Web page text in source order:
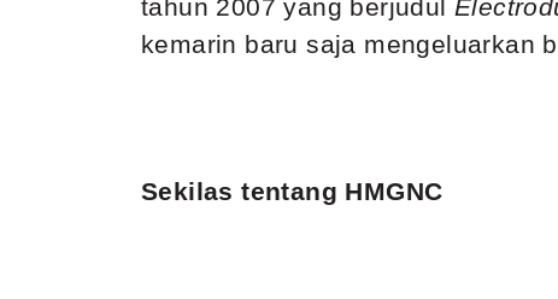
tahun 2007 yang berjudul
kemarin baru saja mengeluarkan
Sekilas tentang HMGNC